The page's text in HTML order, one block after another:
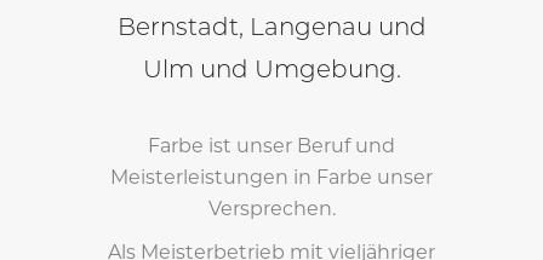
Bernstadt, Langenau und
Ulm und Umgebung.
Farbe ist unser Beruf und
Meisterleistungen in Farbe unser
Versprechen.
Als Meisterbetrieb mit vieljähriger